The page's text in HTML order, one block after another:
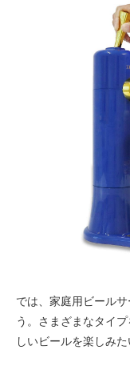
では、家庭用ビール
う。さまざまなタイ
しいビールを楽しみ